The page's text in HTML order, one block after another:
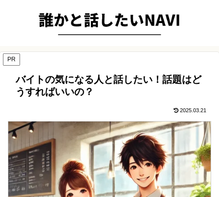
PR
バイトの気になる人と話したい！話題はど
うすればいいの？
2025.03.21